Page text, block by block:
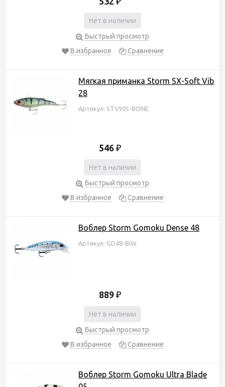
Нет в наличии
Быстрый просмотр
В избранное
Сравнение
Мягкая приманка Storm SX-Soft Vib
28
Артикул: STV90S-BONE
546 ₽
Нет в наличии
Быстрый просмотр
В избранное
Сравнение
Воблер Storm Gomoku Dense 48
Артикул: GD48-BIW
889 ₽
Нет в наличии
Быстрый просмотр
В избранное
Сравнение
Воблер Storm Gomoku Ultra Blade